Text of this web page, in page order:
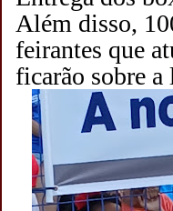
Além disso,
feirantes que
ficarão sobre a